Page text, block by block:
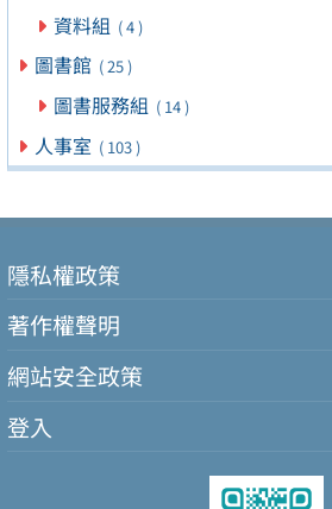
資料組 ( 4 )
圖書館 ( 25 )
圖書服務組 ( 14 )
人事室 ( 103 )
隱私權政策
著作權聲明
網站安全政策
登入